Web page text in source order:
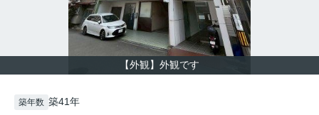
【外観】外観です
築年数 築41年